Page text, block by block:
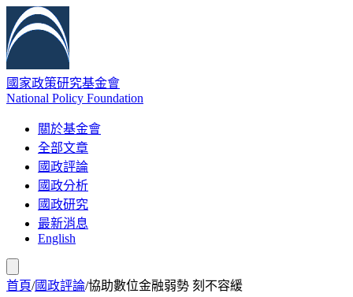
國家政策研究基金會
National Policy Foundation
關於基金會
全部文章
國政評論
國政分析
國政研究
最新消息
English
首頁/國政評論/協助數位金融弱勢 刻不容緩